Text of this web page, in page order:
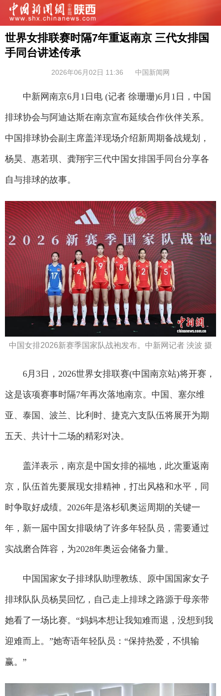
世界女排联赛时隔7年重返南京 三代女排国
手同台讲述传承
2026年06月02日 11:36 中国新闻网
中新网南京6月1日电 (记者 徐珊珊)6月1日，中国
排球协会与阿迪达斯在南京宣布延续合作伙伴关系。
中国排球协会副主席盖洋现场介绍新周期备战规划，
杨昊、惠若琪、龚翔宇三代中国女排国手同台分享各
自与排球的故事。
中国女排2026新赛季国家队战袍发布。中新网记者 泱波 摄
6月3日，2026世界女排联赛(中国南京站)将开赛，
这是该项赛事时隔7年再次落地南京。中国、塞尔维
亚、泰国、波兰、比利时、捷克六支队伍将展开为期
五天、共计十二场的精彩对决。
盖洋表示，南京是中国女排的福地，此次重返南
京，队伍首先要展现女排精神，打出风格和水平，同
时争取好成绩。2026年是洛杉矶奥运周期的关键一
年，新一届中国女排吸纳了许多年轻队员，需要通过
实战磨合阵容，为2028年奥运会储备力量。
中国国家女子排球队助理教练、原中国国家女子
排球队队员杨昊回忆，自己走上排球之路源于母亲带
她看了一场比赛。“妈妈本想让我知难而退，没想到我
迎难而上。”她寄语年轻队员：“保持热爱，不惧输
赢。”